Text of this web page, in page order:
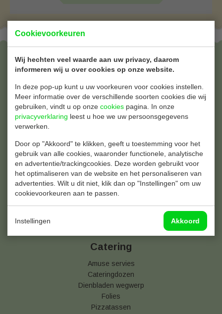
Cookievoorkeuren
Wij hechten veel waarde aan uw privacy, daarom
informeren wij u over cookies op onze website.
In deze pop-up kunt u uw voorkeuren voor cookies instellen.
Meer informatie over de verschillende soorten cookies die wij
gebruiken, vindt u op onze cookies pagina. In onze
privacyverklaring leest u hoe we uw persoonsgegevens
verwerken.
Door op "Akkoord" te klikken, geeft u toestemming voor het
gebruik van alle cookies, waaronder functionele, analytische
en advertentie/trackingcookies. Deze worden gebruikt voor
het optimaliseren van de website en het personaliseren van
advertenties. Wilt u dit niet, klik dan op "Instellingen" om uw
cookievoorkeuren aan te passen.
Instellingen Akkoord
Bekers & Glazen
Borrelglaasjes
Champagneglazen
Kartonnen Koffiebekers
Limonadebekers
Milkshake bekers
Wijnglazen
IJsbekers
Salade & Cups
Catering
Amuse servies
Cateringdozen
Dienbladen wegwerp
Folies
Pizzatassen